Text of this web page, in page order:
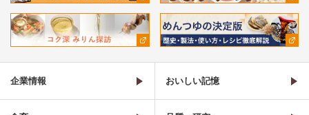
企業情報 おいしい記憶